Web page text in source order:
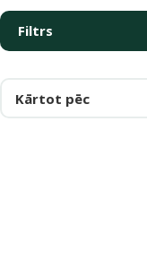
Filtrs
Kārtot pēc